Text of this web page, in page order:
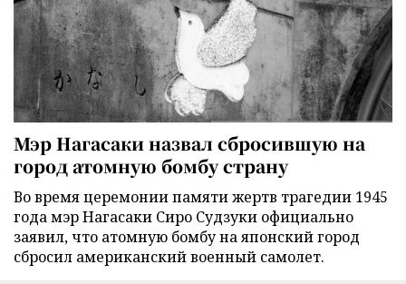
Мэр Нагасаки назвал сбросившую на
город атомную бомбу страну
Во время церемонии памяти жертв трагедии 1945
года мэр Нагасаки Сиро Судзуки официально
заявил, что атомную бомбу на японский город
сбросил американский военный самолет.